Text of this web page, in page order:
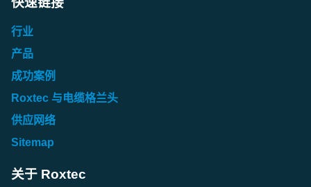
行业
产品
成功案例
Roxtec 与电缆格兰头
供应网络
Sitemap
关于 Roxtec